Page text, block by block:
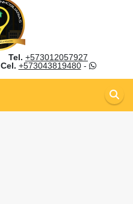
Tel. +573012057927
Cel. +573043819480-